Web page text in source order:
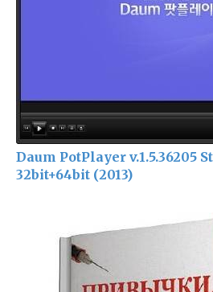
Daum PotPlayer v.1.5.36205
32bit+64bit (2013)